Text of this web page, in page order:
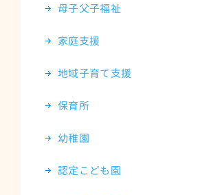
母子父子福祉
家庭支援
地域子育て支援
保育所
幼稚園
認定こども園